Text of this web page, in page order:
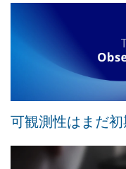
可観測性はまだ